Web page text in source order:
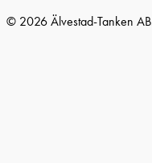
© 2026 Älvestad-Tanken